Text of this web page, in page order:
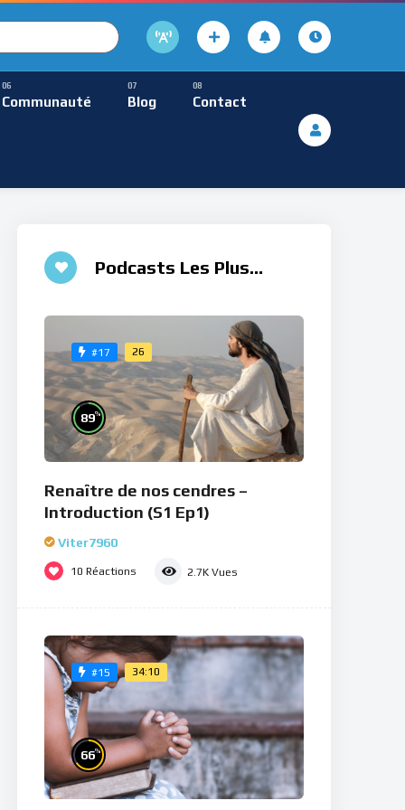
Lecture
Communauté Blog Contact
Méditative
Podcasts Les Plus
#17 26
89%
Renaître de nos cendres –
Introduction (S1 Ep1)
Viter7960
10 Réactions 2.7K Vues
#15 34:10
66%